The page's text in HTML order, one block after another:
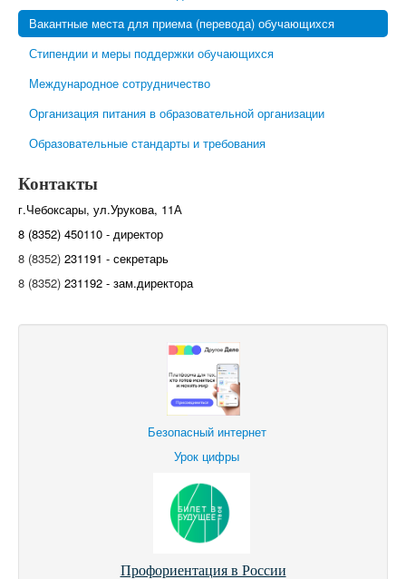
Вакантные места для приема (перевода) обучающихся
Стипендии и меры поддержки обучающихся
Международное сотрудничество
Организация питания в образовательной организации
Образовательные стандарты и требования
Контакты
г.Чебоксары, ул.Урукова, 11А
8 (8352) 450110 - директор
8 (8352) 231191 - секретарь
8 (8352) 231192 - зам.директора
Безопасный интернет
Урок цифры
Профориентация в России